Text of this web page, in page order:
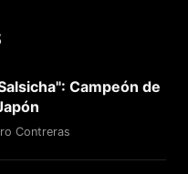
Campeón de
Contreras